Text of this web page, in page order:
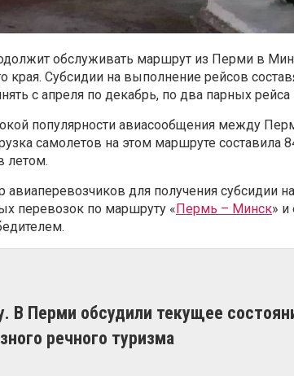
обслуживать маршрут из Перми в
края. Субсидии на выполнение рейсов
с апреля по декабрь, по два парных
популярности авиасообщения между
самолетов на этом маршруте составила
летом.
для получения субсидии на
перевозок по маршруту « Пермь – Минск» и
В Перми обсудили текущее
речного туризма